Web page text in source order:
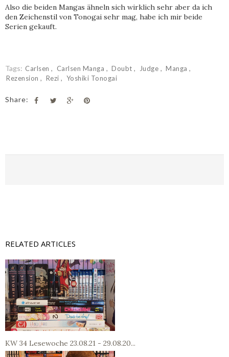
Also die beiden Mangas ähneln sich wirklich sehr aber da ich
den Zeichenstil von Tonogai sehr mag, habe ich mir beide
Serien gekauft.
Tags: Carlsen Carlsen Manga Doubt Judge
Manga
Rezension
Rezi Yoshiki Tonogai
Share:
RELATED ARTICLES
KW 34 Lesewoche 23.08.21 - 29.08.20...